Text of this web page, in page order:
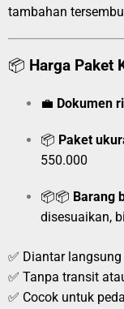
tambahan
📦 Harga Paket
💼 Dokumen
📦 Paket
550.000
📦📦 Barang
disesuaikan,
✅ Diantar
✅ Tanpa transit
✅ Cocok untuk